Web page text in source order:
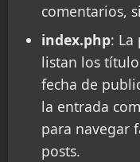
comentarios,
index.php: La
listan los
fecha de
la entrada
para navegar
posts.